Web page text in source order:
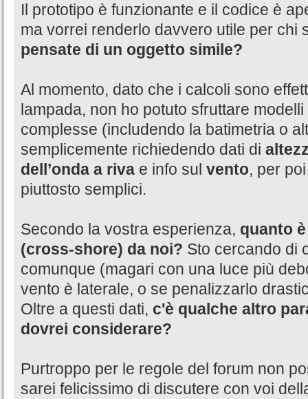
Il prototipo è funzionante e il codice è
ma vorrei renderlo davvero utile per chi
pensate di un oggetto simile?
Al momento, dato che i calcoli sono
lampada, non ho potuto sfruttare
complesse (includendo la batimetria o
semplicemente richiedendo dati di
dell’onda a riva e info sul vento, per
piuttosto semplici.
Secondo la vostra esperienza, quanto
(cross-shore) da noi? Sto cercando di
comunque (magari con una luce più
vento è laterale, o se penalizzarlo
Oltre a questi dati, c'è qualche altro
dovrei considerare?
Purtroppo per le regole del forum non
sarei felicissimo di discutere con voi